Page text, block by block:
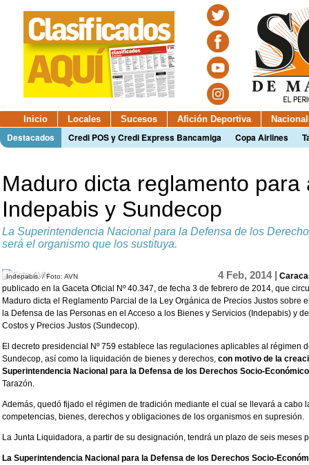
Inicio Locales Sucesos Afición Deportiva
Destacados Credi POS y Credi Express Bancamiga Copa Airlines
Maduro dicta reglamento para
Indepabis y Sundecop
La Superintendencia Nacional para la Defensa de los
será el organismo que los sustituya.
Indepabis. / Foto: AVN 4 Feb, 2014 |
publicado en la Gaceta Oficial Nº 40.347, de fecha 3 de febrero de 2014, que
Maduro dicta el Reglamento Parcial de la Ley Orgánica de Precios Justos sobre
la Defensa de las Personas en el Acceso a los Bienes y Servicios (Indepabis) y
Costos y Precios Justos (Sundecop).
El decreto presidencial Nº 759 establece las regulaciones aplicables al régimen
Sundecop, así como la liquidación de bienes y derechos, con motivo de la
Superintendencia Nacional para la Defensa de los Derechos Socio-
Tarazón.
Además, quedó fijado el régimen de tradición mediante el cual se llevará a cabo
competencias, bienes, derechos y obligaciones de los organismos en supresión.
La Junta Liquidadora, a partir de su designación, tendrá un plazo de seis meses
La Superintendencia Nacional para la Defensa de los Derechos Socio-